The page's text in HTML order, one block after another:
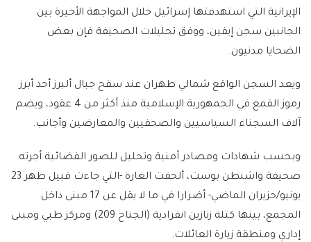
الإيرانية التي استهدفتها إسرائيل خلال المواجهة الأخيرة بين
الجانبين سجن إيفين، ووفق تحليلات الصحيفة فإن بعض
الضحايا مدنيون.
ويعد السجن الواقع شمالي طهران عند سفح جبال ألبرز أحد أبرز
رموز القمع في الجمهورية الإسلامية منذ أكثر من 4 عقود، ويضم
آلاف السجناء السياسيين والصحفيين والمعارضين وأجانب.
وبحسب شهادات ومصادر أمنية وتحليل للصور الفضائية أجرته
صحيفة واشنطن بوست، ألحقت الغارة -التي جاءت قبيل ظهر 23
يونيو/حزيران الماضي- أضرارا في ما لا يقل عن 17 مبنى داخل
المجمع، بينها كتلة زنازين انفرادية (الجناح 209) ومركز طبي ومبنى
إداري ومنطقة زيارة العائلات.